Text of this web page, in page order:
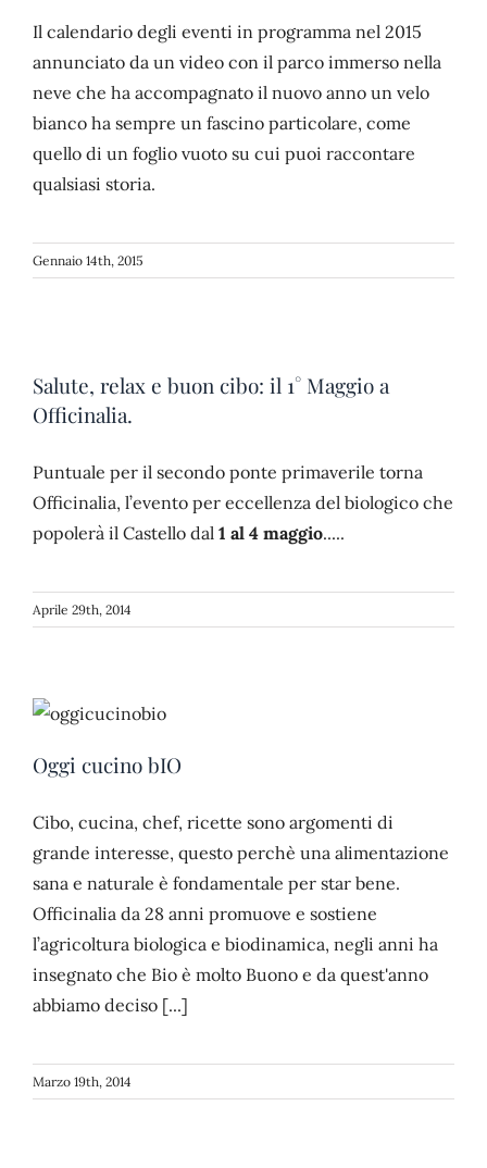
Il calendario degli eventi in programma nel 2015
annunciato da un video con il parco immerso nella
neve che ha accompagnato il nuovo anno un velo
bianco ha sempre un fascino particolare, come
quello di un foglio vuoto su cui puoi raccontare
qualsiasi storia.
Gennaio 14th, 2015
Salute, relax e buon cibo: il 1° Maggio a
Officinalia.
Puntuale per il secondo ponte primaverile torna
Officinalia, l’evento per eccellenza del biologico che
popolerà il Castello dal 1 al 4 maggio.....
Aprile 29th, 2014
Oggi cucino bIO
Cibo, cucina, chef, ricette sono argomenti di
grande interesse, questo perchè una alimentazione
sana e naturale è fondamentale per star bene.
Officinalia da 28 anni promuove e sostiene
l’agricoltura biologica e biodinamica, negli anni ha
insegnato che Bio è molto Buono e da quest'anno
abbiamo deciso [...]
Marzo 19th, 2014